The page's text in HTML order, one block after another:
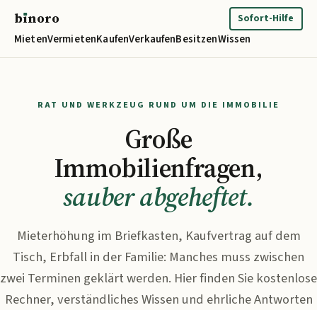
bınoro
MietenVermietenKaufenVerkaufenBesitzenWissen
Sofort-Hilfe
RAT UND WERKZEUG RUND UM DIE IMMOBILIE
Große
Immobilienfragen,
sauber abgeheftet.
Mieterhöhung im Briefkasten, Kaufvertrag auf dem
Tisch, Erbfall in der Familie: Manches muss zwischen
zwei Terminen geklärt werden. Hier finden Sie kostenlose
Rechner, verständliches Wissen und ehrliche Antworten